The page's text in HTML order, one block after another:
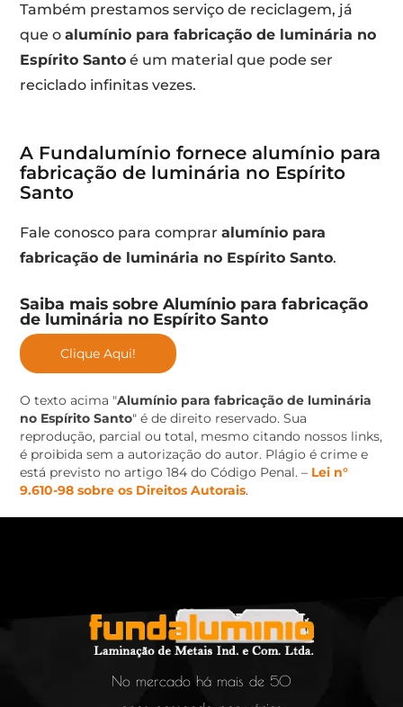
Também prestamos serviço de reciclagem, já
que oalumínio para fabricação de luminária no
Espírito Santo é um material que pode ser
reciclado infinitas vezes.
A Fundalumínio fornece alumínio para
fabricação de luminária no Espírito
Santo
Fale conosco para compraralumínio para
fabricação de luminária no Espírito Santo.
Saiba mais sobre Alumínio para fabricação
de luminária no Espírito Santo
Clique Aqui!
O texto acima "Alumínio para fabricação de luminária
no Espírito Santo" é de direito reservado. Sua
reprodução, parcial ou total, mesmo citando nossos links,
é proibida sem a autorização do autor. Plágio é crime e
está previsto no artigo 184 do Código Penal. – Lei n°
9.610-98 sobre os Direitos Autorais.
No mercado há mais de 50